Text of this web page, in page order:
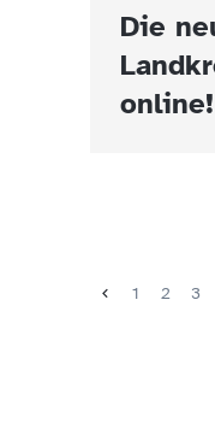
Die
online!
1 2 3